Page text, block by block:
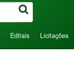
Editais Licitações